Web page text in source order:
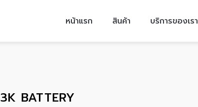
หน้าแรก สินค้า บริการของเรา
3K BATTERY